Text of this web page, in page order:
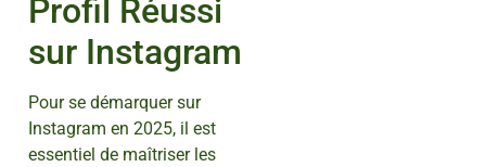
Profil Réussi
sur Instagram
Pour se démarquer sur
Instagram en 2025, il est
essentiel de maîtriser les